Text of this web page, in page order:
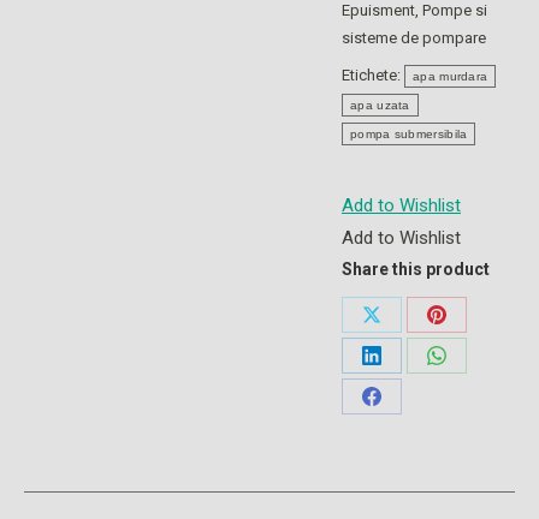
Epuisment, Pompe si
sisteme de pompare
Etichete: apa murdara
apa uzata
pompa submersibila
Add to Wishlist
Add to Wishlist
Share this product
Share
on
X
Share
on
Share
on
Share
Share